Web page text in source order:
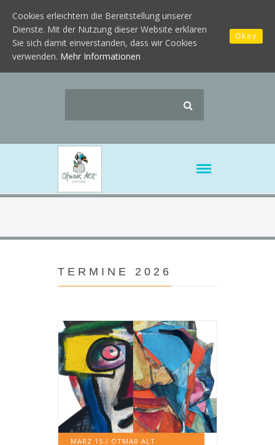
TERMINE 2026
MÄRZ 15 / OTMAR ALT
Cookies erleichtern die Bereitstellung unserer
Dienste. Mit der Nutzung dieser Website erklären
Sie sich damit einverstanden, dass wir Cookies
verwenden. Mehr Informationen
Okay